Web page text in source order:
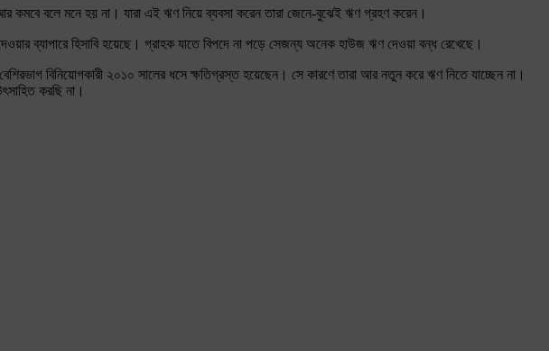
কমবে বলে মনে হয় না। যারা এই ঋণ নিয়ে ব্যবসা করেন তারা জেনে-বুঝেই ঋণ গ্রহণ করেন।
ব্যাপারে হিসাবি হয়েছে। গ্রাহক যাতে বিপদে না পড়ে সেজন্য অনেক হাউজ ঋণ দেওয়া বন্ধ রেখেছে।
বিনিয়োগকারী ২০১০ সালের ধসে ক্ষতিগ্রস্ত হয়েছেন। সে কারণে তারা আর নতুন করে ঋণ নিতে যাচ্ছেন না।
করছি না।